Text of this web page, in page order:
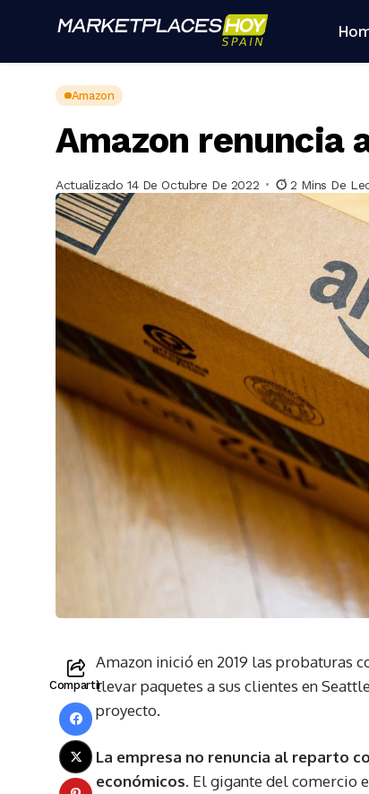
Amazon
Amazon renuncia
Actualizado 14 De Octubre De 2022 2 Mins De
Compartir
Amazon inició en 2019 las probaturas
llevar paquetes a sus clientes en
proyecto.
La empresa no renuncia al reparto
económicos. El gigante del comercio